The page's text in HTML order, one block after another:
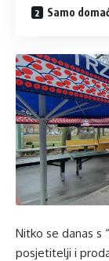
Samo
Nitko se danas s
posjetitelji i